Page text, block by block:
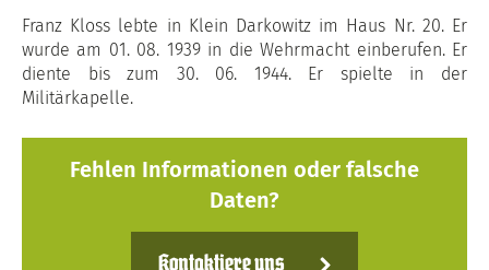
Franz Kloss lebte in Klein Darkowitz im Haus Nr. 20. Er
wurde am 01. 08. 1939 in die Wehrmacht einberufen. Er
diente bis zum 30. 06. 1944. Er spielte in der
Militärkapelle.
Fehlen Informationen oder falsche
Daten?
Kontaktiere uns